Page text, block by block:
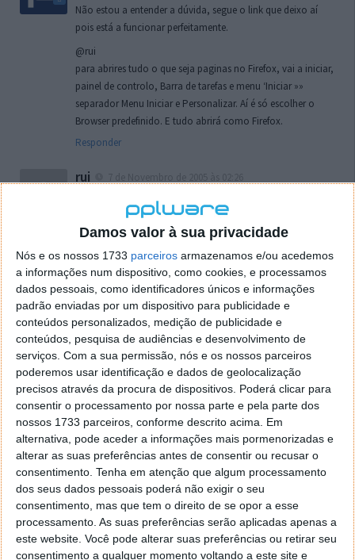
Damos valor à sua privacidade
Nós e os nossos 1733 parceiros armazenamos e/ou acedemos
a informações num dispositivo, como cookies, e processamos
dados pessoais, como identificadores únicos e informações
padrão enviadas por um dispositivo para publicidade e
conteúdos personalizados, medição de publicidade e
conteúdos, pesquisa de audiências e desenvolvimento de
serviços. Com a sua permissão, nós e os nossos parceiros
poderemos usar identificação e dados de geolocalização
precisos através da procura de dispositivos. Poderá clicar para
consentir o processamento por nossa parte e pela parte dos
nossos 1733 parceiros, conforme descrito acima. Em
alternativa, pode aceder a informações mais pormenorizadas e
alterar as suas preferências antes de consentir ou recusar o
consentimento. Tenha em atenção que algum processamento
dos seus dados pessoais poderá não exigir o seu
consentimento, mas que tem o direito de se opor a esse
processamento. As suas preferências serão aplicadas apenas a
este website. Você pode alterar suas preferências ou retirar seu
consentimento a qualquer momento voltando a este site e
Não estou a entender a dúvida, segue o link que deixo aí
pois está a funcionar perfeitamente.
@rui
para abrires tudo o que seja paginas no Firefox, vai a iniciar,
painel de controlo, Barra de tarefas e menu ‘Iniciar »»
separador Menu Iniciar e Personalizar. Aí é só escolher o
Browser predefinido. E tudo abrirá como Firefox.
Responder
rui
localizaçao referida n se encontra la nada k me permita por
o firefox como browser predefenido
Ja percorri o painel
tentei apagar o explorer na tentativa de forçar o uso do
firefox mas em vao. Kaso te lembres de outra dica fico
agradecido, caso contrario obrigado a mesma
Responder
Vítor M.
7 de Novembro de 2005 às 01:39
@Reporter
Desculpa mas o link funciona. Seja como for segue por mail
o MSn Messenger 8.
Responder
Vítor M.
@Rui
Tens de encontrar o que te falei. Faz da seguinte maneira,
janela iniciar e no topo dessa janela com o botão direito do
rato faz propriedades. Depois no separador Menu ‘Iniciar’
clica no botão ‘Personalizar’ aí encontrarás no separador